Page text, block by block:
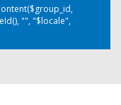
"", "$locale",